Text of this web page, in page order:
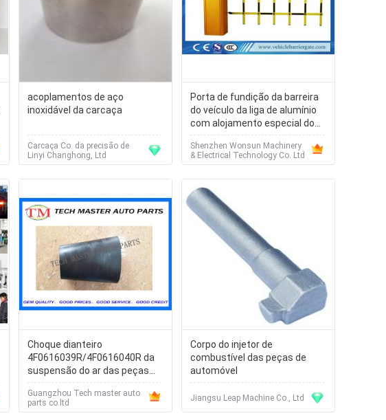
acoplamentos de aço
inoxidável da carcaça
Carcaça Co. da precisão de
Linyi Changhong, Ltd
Porta de fundição da barreira
do veículo da liga de alumínio
com alojamento especial do
projeto
Shenzhen Wonsun Machinery
& Electrical Technology Co. Ltd
Choque dianteiro
4F0616039R/4F0616040R da
suspensão do ar das peças
feitas sob encomenda da
suspensão do ar de Audi
Guangzhou Tech master auto
parts co.ltd
Corpo do injetor de
combustível das peças de
automóvel
Jiangsu Leap Machine Co., Ltd